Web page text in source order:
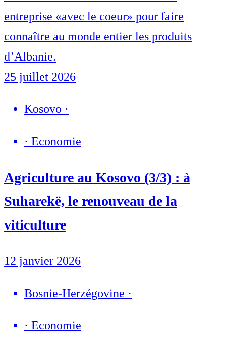
entreprise «avec le coeur» pour faire
connaître au monde entier les produits
d’Albanie.
25 juillet 2026
Kosovo ·
· Economie
Agriculture au Kosovo (3/3) : à
Suharekë, le renouveau de la
viticulture
12 janvier 2026
Bosnie-Herzégovine ·
· Economie